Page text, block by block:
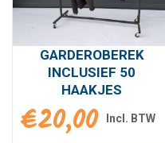
GARDEROBEREK
INCLUSIEF 50
HAAKJES
€20,00